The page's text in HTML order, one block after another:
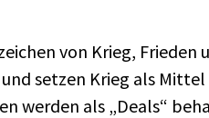
von Krieg, Frieden
setzen Krieg als
werden als „Deals“